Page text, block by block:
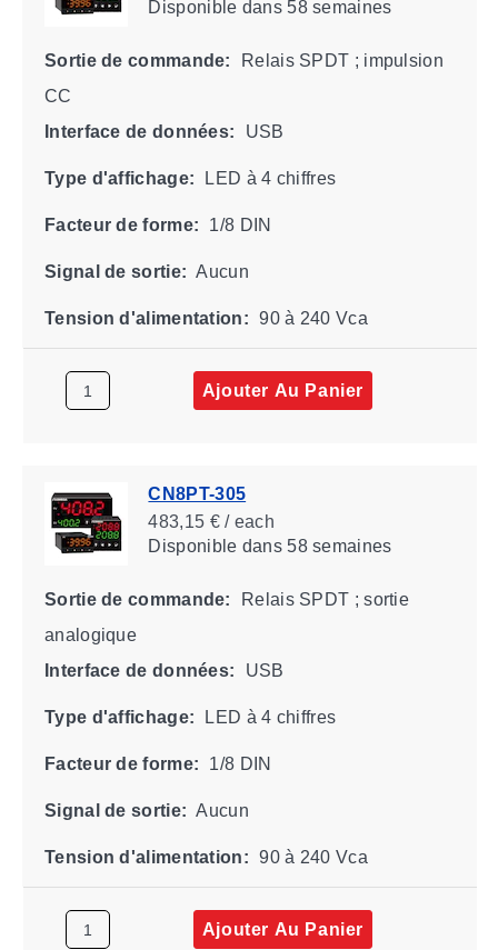
Disponibledans 58 semaines
Sortie de commande:
Relais SPDT ; impulsion
CC
Interface de données:
USB
Type d'affichage: LED à 4 chiffres
Facteur de forme: 1/8 DIN
Signal de sortie: Aucun
Tension d'alimentation: 90 à 240 Vca
Ajouter Au Panier
CN8PT-305
483,15 € / each
Disponibledans 58 semaines
Sortie de commande:
Relais SPDT ; sortie
analogique
Interface de données:
USB
Type d'affichage: LED à 4 chiffres
Facteur de forme: 1/8 DIN
Signal de sortie: Aucun
Tension d'alimentation: 90 à 240 Vca
Ajouter Au Panier